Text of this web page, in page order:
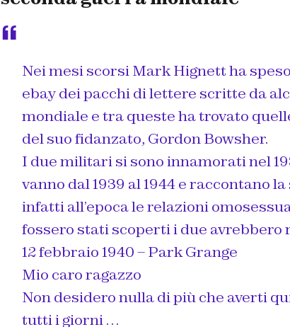
Nei mesi scorsi Mark Hignett ha
ebay dei pacchi di lettere scritte da
mondiale e tra queste ha trovato
del suo fidanzato, Gordon Bowsher.
I due militari si sono innamorati nel
vanno dal 1939 al 1944 e raccontano
infatti all’epoca le relazioni
fossero stati scoperti i due avrebbero
12 febbraio 1940 – Park Grange
Mio caro ragazzo
Non desidero nulla di più che averti
tutti i giorni …